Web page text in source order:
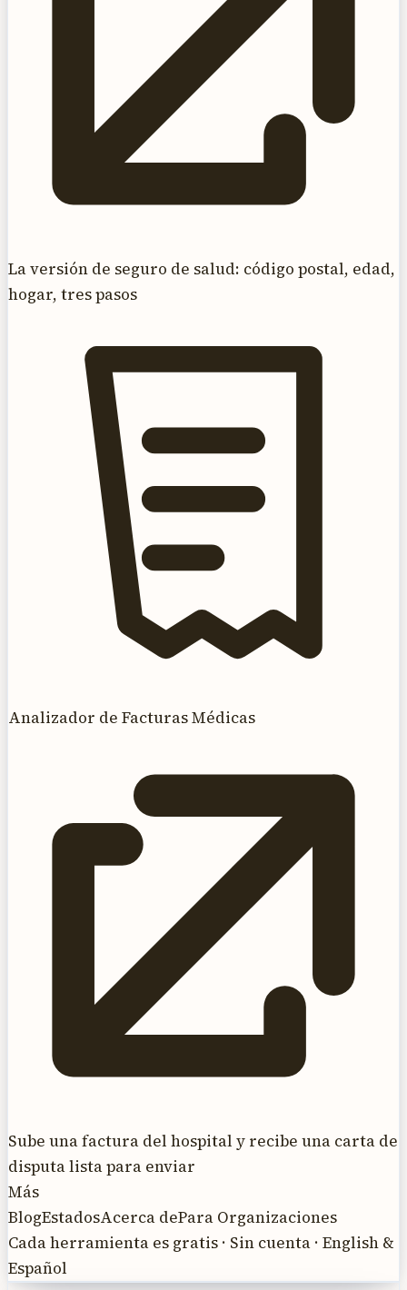
La versión de seguro de salud: código postal, edad,
hogar, tres pasos
Analizador de Facturas Médicas
Sube una factura del hospital y recibe una carta de
disputa lista para enviar
Más
BlogEstadosAcerca dePara Organizaciones
Cada herramienta es gratis · Sin cuenta · English &
Español